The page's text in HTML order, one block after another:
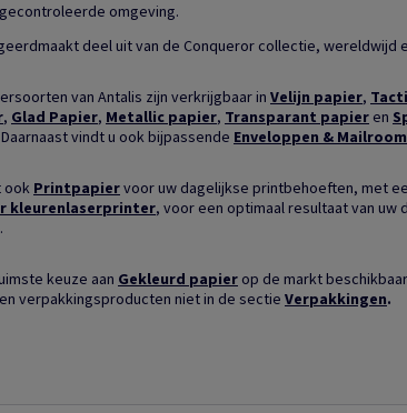
omgeving.
deel uit van de Conqueror collectie, wereldwijd
van Antalis zijn verkrijgbaar in Velijn papier,
, Glad Papier, Metallic papier, Transparant papier en
Daarnaast vindt u ook bijpassende Enveloppen & Mailroom
ook Printpapiervoor uw dagelijkse printbehoeften, met
kleurenlaserprinter, voor een optimaal resultaat van uw
keuze aan Gekleurd papier op de markt
verpakkingsproducten niet in de sectie Verpakkingen.